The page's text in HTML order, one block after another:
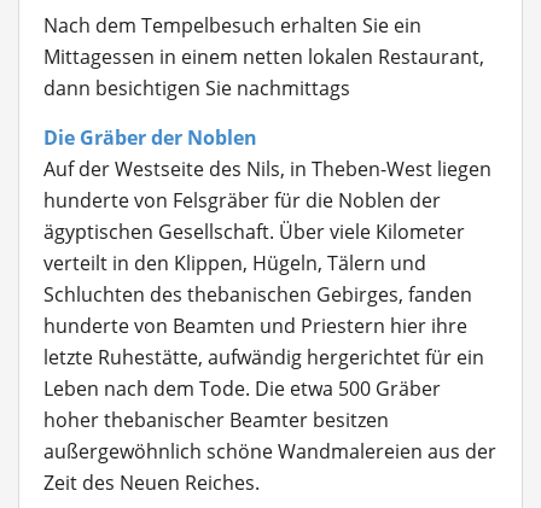
Nach dem Tempelbesuch erhalten Sie ein
Mittagessen in einem netten lokalen Restaurant,
dann besichtigen Sie nachmittags
Die Gräber der Noblen
Auf der Westseite des Nils, in Theben-West liegen
hunderte von Felsgräber für die Noblen der
ägyptischen Gesellschaft. Über viele Kilometer
verteilt in den Klippen, Hügeln, Tälern und
Schluchten des thebanischen Gebirges, fanden
hunderte von Beamten und Priestern hier ihre
letzte Ruhestätte, aufwändig hergerichtet für ein
Leben nach dem Tode. Die etwa 500 Gräber
hoher thebanischer Beamter besitzen
außergewöhnlich schöne Wandmalereien aus der
Zeit des Neuen Reiches.